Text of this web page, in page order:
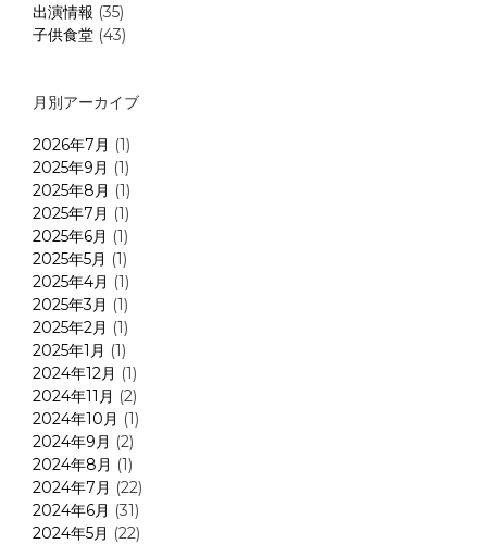
出演情報 (35)
子供食堂 (43)
月別アーカイブ
2026年7月 (1)
2025年9月 (1)
2025年8月 (1)
2025年7月 (1)
2025年6月 (1)
2025年5月 (1)
2025年4月 (1)
2025年3月 (1)
2025年2月 (1)
2025年1月 (1)
2024年12月 (1)
2024年11月 (2)
2024年10月 (1)
2024年9月 (2)
2024年8月 (1)
2024年7月 (22)
2024年6月 (31)
2024年5月 (22)